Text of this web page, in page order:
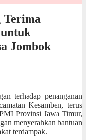
Terima
Jombok
terhadap penanganan
Kesamben, terus
Provinsi Jawa Timur,
menyerahkan bantuan
terdampak.